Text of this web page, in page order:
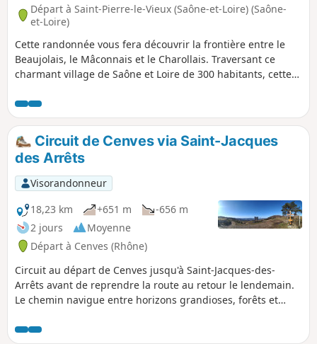
Départ à Saint-Pierre-le-Vieux (Saône-et-Loire) (Saône-
et-Loire)
Cette randonnée vous fera découvrir la frontière entre le
Beaujolais, le Mâconnais et le Charollais. Traversant ce
charmant village de Saône et Loire de 300 habitants, cette
Circuit de Cenves via Saint-Jacques
des Arrêts
Visorandonneur
18,23 km
+651 m
-656 m
2 jours
Moyenne
Départ à Cenves (Rhône)
Circuit au départ de Cenves jusqu'à Saint-Jacques-des-
Arrêts avant de reprendre la route au retour le lendemain.
Le chemin navigue entre horizons grandioses, forêts et